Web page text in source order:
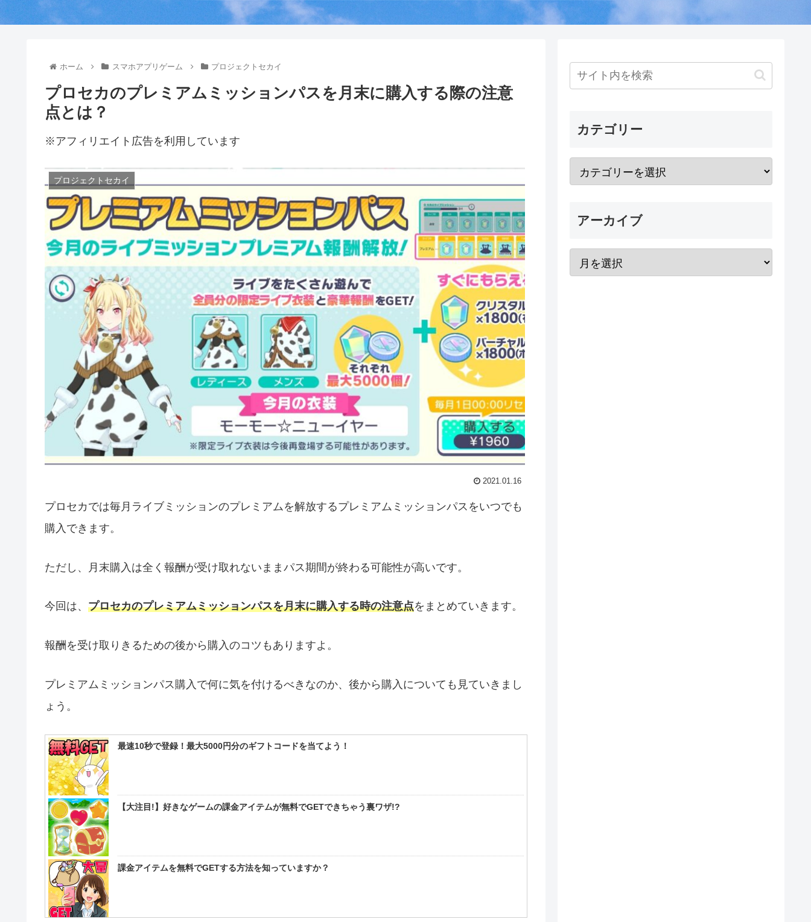
ホーム スマホアプリゲーム プロジェクトセカイ
プロセカのプレミアムミッションパスを月末に購入する際の注意
点とは？
※アフィリエイト広告を利用しています
プロジェクトセカイ
2021.01.16
プロセカでは毎月ライブミッションのプレミアムを解放するプレミアムミッションパスをいつでも
購入できます。
ただし、月末購入は全く報酬が受け取れないままパス期間が終わる可能性が高いです。
今回は、 プロセカのプレミアムミッションパスを月末に購入する時の注意点をまとめていきます。
報酬を受け取りきるための後から購入のコツもありますよ。
プレミアムミッションパス購入で何に気を付けるべきなのか、後から購入についても見ていきまし
ょう。
最速10秒で登録！最大5000円分のギフトコードを当てよう！
【大注目!】好きなゲームの課金アイテムが無料でGETできちゃう裏ワザ!?
課金アイテムを無料でGETする方法を知っていますか？
カテゴリー
アーカイブ